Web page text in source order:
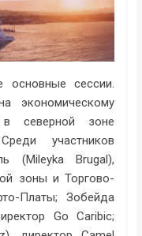
сессии.
экономическому
в северной зоне
участников
(Mileyka Brugal),
зоны и Торгово-
Платы; Зобейда
Go Caribic;